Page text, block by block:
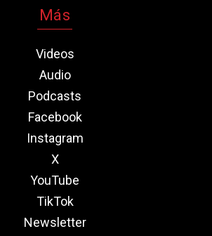
Más
Videos
Audio
Podcasts
Facebook
Instagram
X
YouTube
TikTok
Newsletter